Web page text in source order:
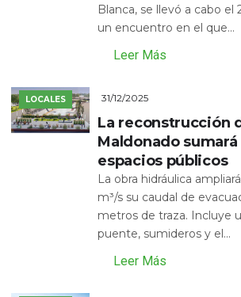
Blanca, se llevó a cabo el
un encuentro en el que...
Leer Más
LOCALES 31/12/2025
La reconstrucción
Maldonado
espacios públicos
La obra hidráulica
m³/s su caudal de
metros de traza. Incluye
puente, sumideros y el...
Leer Más